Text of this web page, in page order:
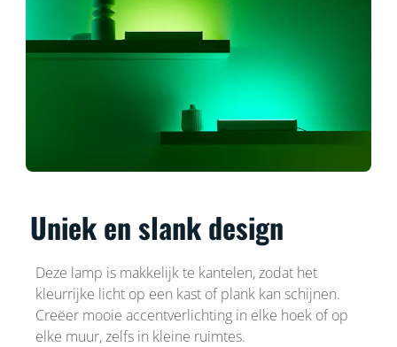
Uniek en slank design
Deze lamp is makkelijk te kantelen, zodat het
kleurrijke licht op een kast of plank kan schijnen.
Creëer mooie accentverlichting in elke hoek of op
elke muur, zelfs in kleine ruimtes.